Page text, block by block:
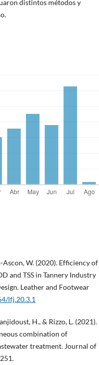
distintos métodos y
W. (2020). Efficiency of
and TSS in Tannery Industry
Leather and Footwear
lfj.20.3.1
H., & Rizzo, L. (2021).
combination of
treatment. Journal of